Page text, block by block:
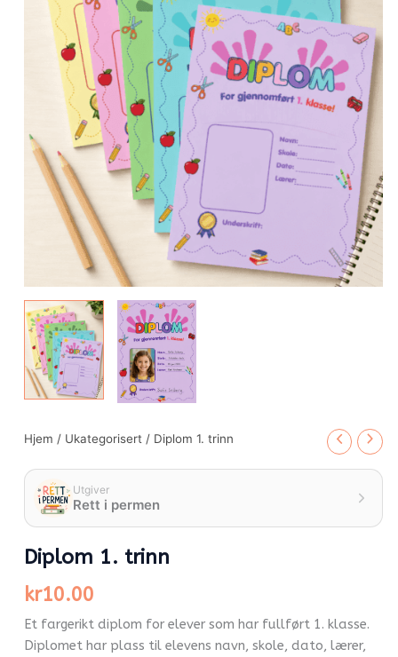
Hjem / Ukategorisert / Diplom 1. trinn
Utgiver
Rett i permen
Diplom 1. trinn
kr10.00
Et fargerikt diplom for elever som har fullført 1. klasse.
Diplomet har plass til elevens navn, skole, dato, lærer,